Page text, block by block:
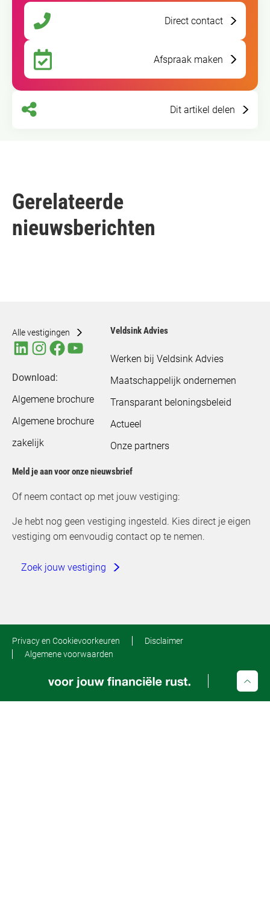
Direct contact
Afspraak maken
Dit artikel delen
Gerelateerde
nieuwsberichten
Alle vestigingen
Download:
Algemene brochure
Algemene brochure
zakelijk
Veldsink Advies
Werken bij Veldsink Advies
Maatschappelijk ondernemen
Transparant beloningsbeleid
Actueel
Onze partners
Meld je aan voor onze nieuwsbrief
Of neem contact op met jouw vestiging:
Je hebt nog geen vestiging ingesteld. Kies direct je eigen
vestiging om eenvoudig contact op te nemen.
Zoek jouw vestiging
Privacy en Cookievoorkeuren
Disclaimer
Algemene voorwaarden